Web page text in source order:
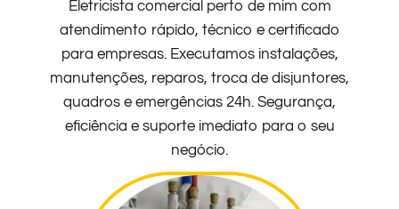
Eletricista comercial perto de mim com
atendimento rápido, técnico e certificado
para empresas. Executamos instalações,
manutenções, reparos, troca de disjuntores,
quadros e emergências 24h. Segurança,
eficiência e suporte imediato para o seu
negócio.